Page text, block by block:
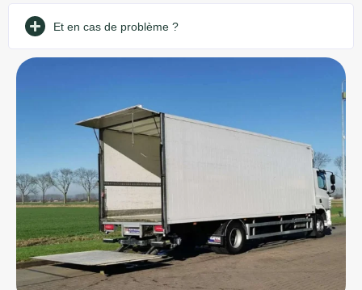
Et en cas de problème ?